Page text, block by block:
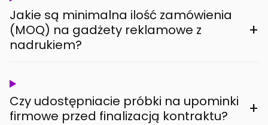
Jakie są minimalna ilość zamówienia
(MOQ) na gadżety reklamowe z
nadrukiem?
+
Czy udostępniacie próbki na upominki
firmowe przed finalizacją kontraktu?
+